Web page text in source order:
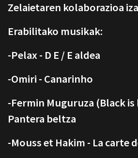
Zelaietaren kolaborazioa
Erabilitako musikak:
-Pelax - D E / E aldea
-Omiri - Canarinho
-Fermin Muguruza (Black is
Pantera beltza
-Mouss et Hakim - La carte